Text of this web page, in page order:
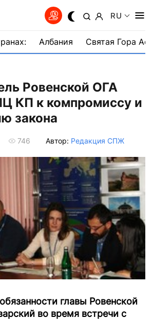
RU
Албания Святая Гора
Ровенской ОГА
КП к компромиссу и
закона
746 Автор: Редакция СПЖ
главы Ровенской
во время встречи с